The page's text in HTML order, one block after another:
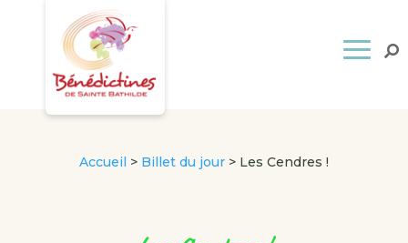
Accueil > Billet du jour> Les Cendres !